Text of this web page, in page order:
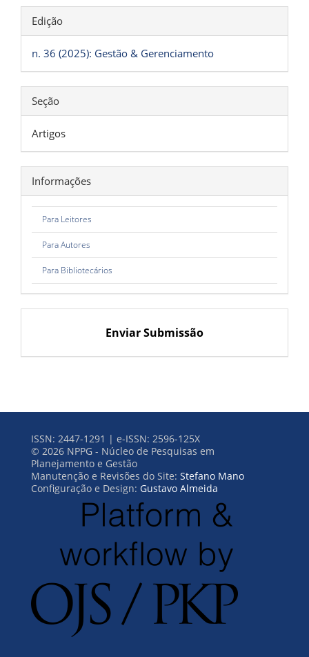
Detalhes
do
artigo
Edição
n. 36 (2025): Gestão & Gerenciamento
Seção
Artigos
Informações
Para Leitores
Para Autores
Para Bibliotecários
Enviar Submissão
ISSN: 2447-1291 | e-ISSN: 2596-125X
© 2026 NPPG - Núcleo de Pesquisas em
Planejamento e Gestão
Manutenção e Revisões do Site: Stefano Mano
Configuração e Design: Gustavo Almeida